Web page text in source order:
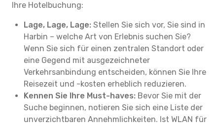
Ihre Hotelbuchung:
Lage, Lage, Lage: Stellen Sie sich vor, Sie sind in
Harbin – welche Art von Erlebnis suchen Sie?
Wenn Sie sich für einen zentralen Standort oder
eine Gegend mit ausgezeichneter
Verkehrsanbindung entscheiden, können Sie Ihre
Reisezeit und -kosten erheblich reduzieren.
Kennen Sie Ihre Must-haves: Bevor Sie mit der
Suche beginnen, notieren Sie sich eine Liste der
unverzichtbaren Annehmlichkeiten. Ist WLAN für